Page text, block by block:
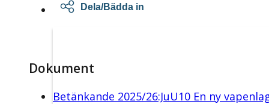
Dela/Bädda in
Dokument
Betänkande 2025/26:JuU10 En ny